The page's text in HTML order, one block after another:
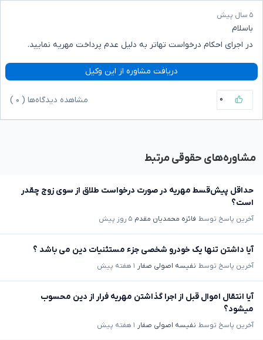
۵ سال پیش
باسلام
در اجرای احکام درخواست تهاتر به دلیل عدم پرداخت مهریه نمایید.
دریافت مشاوره از این وکیل
۰ مشاهده دیدگاه‌ها ( ۰
مشاوره‌های حقوقی مرتبط
حداقل پیش‌قسط مهریه در صورت درخواست طلاق از سوی زوج چقدر
است؟
آخرین پاسخ توسط فائزه محمدیان مقدم ۵ روز پیش
آیا داشتن تنها یک خودرو شخصی جزء مستثنیات دین می باشد ؟
آخرین پاسخ توسط نفیسه اصولی صفار ۱ هفته پیش
آیا انتقال اموال قبل از اجرا گذاشتن مهریه فرار از دین محسوب
میشود؟
آخرین پاسخ توسط نفیسه اصولی صفار ۱ هفته پیش